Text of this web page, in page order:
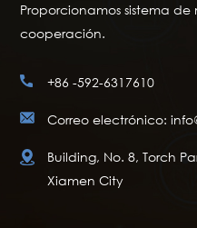
Proporcionamos sistema
cooperación.
+86 -592-6317610
Correo electrónico:
Building, No. 8, Torch
Xiamen City